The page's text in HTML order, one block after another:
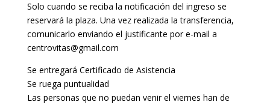
Solo cuando se reciba la notificación del ingreso se
reservará la plaza. Una vez realizada la transferencia,
comunicarlo enviando el justificante por e-mail a
centrovitas@gmail.com
Se entregará Certificado de Asistencia
Se ruega puntualidad
Las personas que no puedan venir el viernes han de